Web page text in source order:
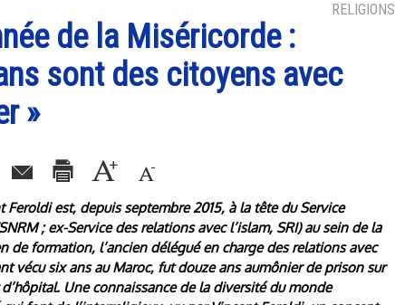
RELIGIONS
de la Miséricorde :
sont des citoyens avec
»
est, depuis septembre 2015, à la tête du Service
; ex-Service des relations avec l’islam, SRI) au sein de la
de formation, l’ancien délégué en charge des relations avec
vécu six ans au Maroc, fut douze ans aumônier de prison sur
Une connaissance de la diversité du monde